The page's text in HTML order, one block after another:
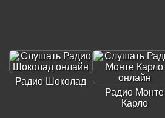
Радио Шоколад
Радио Монте
Карло